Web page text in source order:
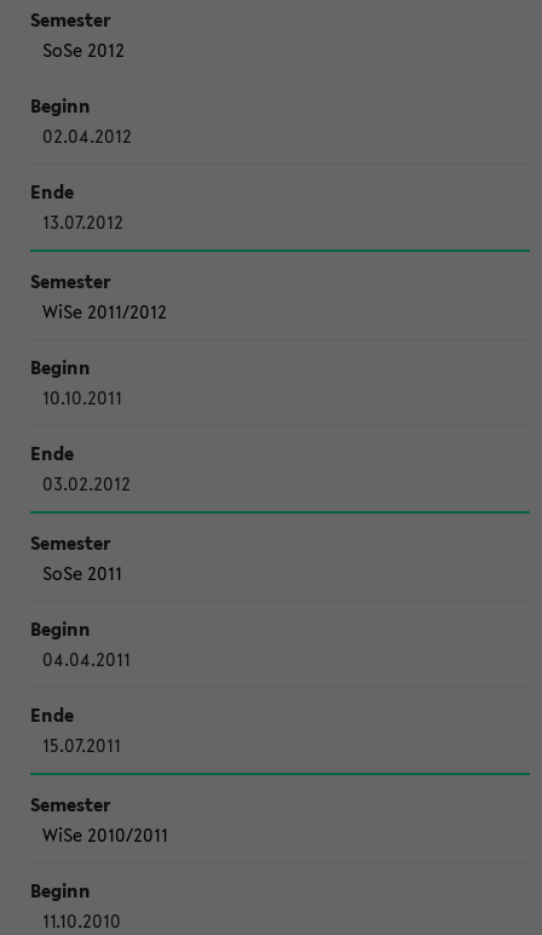
SoSe 2012
02.04.2012
13.07.2012
WiSe 2011/2012
10.10.2011
03.02.2012
SoSe 2011
04.04.2011
15.07.2011
WiSe 2010/2011
11.10.2010